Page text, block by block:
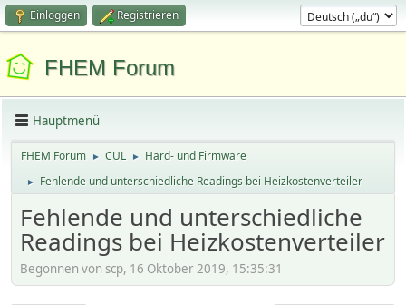
Einloggen Registrieren
FHEM Forum
Hauptmenü
FHEM Forum ► CUL ► Hard- und Firmware
► Fehlende und unterschiedliche Readings bei Heizkostenverteiler
Fehlende und unterschiedliche
Readings bei Heizkostenverteiler
Begonnen von scp, 16 Oktober 2019, 15:35:31